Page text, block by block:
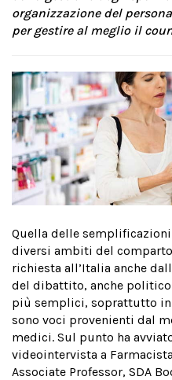
organizzazione del
per gestire al meglio il
Quella delle semplificazioni
diversi ambiti del
richiesta all’Italia anche
del dibattito, anche
più semplici, soprattutto
sono voci provenienti dal
medici. Sul punto ha
videointervista a
Associate Professor, SDA